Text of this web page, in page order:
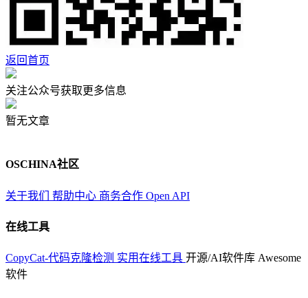
返回首页
关注公众号获取更多信息
暂无文章
OSCHINA社区
关于我们 帮助中心 商务合作 Open API
在线工具
CopyCat-代码克隆检测 实用在线工具 开源/AI软件库 Awesome
软件